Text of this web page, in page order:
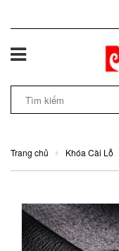
Trang chủ Khóa Cài Lỗ